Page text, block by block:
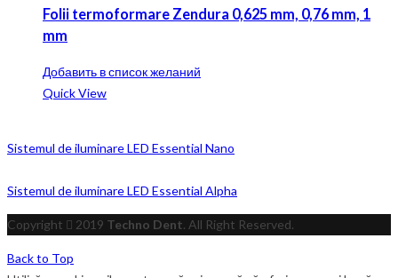
Folii termoformare Zendura 0,625 mm, 0,76 mm, 1
mm
Добавить в список желаний
Quick View
Sistemul de iluminare LED Essential Nano
Sistemul de iluminare LED Essential Alpha
Copyright 2019 Techno Dent. All Right Reserved.
Back to Top